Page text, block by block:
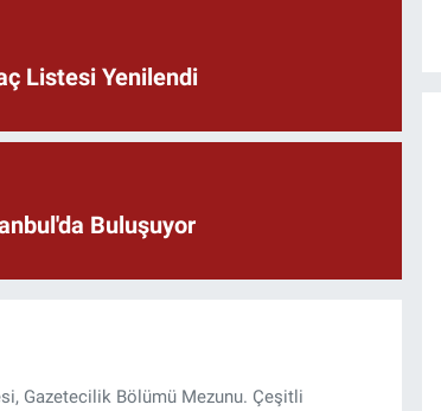
Listesi Yenilendi
Buluşuyor
Gazetecilik Bölümü Mezunu. Çeşitli